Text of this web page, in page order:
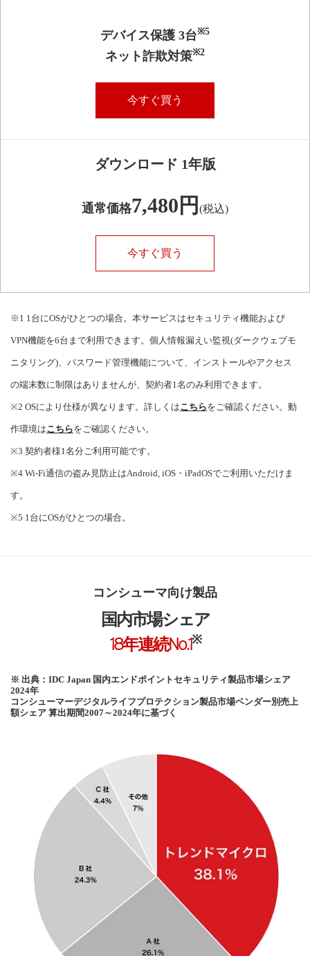
デバイス保護 3台※5
ネット詐欺対策※2
今すぐ買う
ダウンロード 1年版
通常価格7,480円 (税込)
今すぐ買う
※1 1台にOSがひとつの場合。本サービスはセキュリティ機能および
VPN機能を6台まで利用できます。個人情報漏えい監視(ダークウェブモ
ニタリング)、パスワード管理機能について、インストールやアクセス
の端末数に制限はありませんが、契約者1名のみ利用できます。
※2 OSにより仕様が異なります。詳しくはこちらをご確認ください。動
作環境はこちらをご確認ください。
※3 契約者様1名分ご利用可能です。
※4 Wi-Fi通信の盗み見防止はAndroid, iOS・iPadOSでご利用いただけま
す。
※5 1台にOSがひとつの場合。
コンシューマ向け製品
国内市場シェア
18年連続No.1※
※ 出典：IDC Japan 国内エンドポイントセキュリティ製品市場シェア
2024年
コンシューマーデジタルライフプロテクション製品市場ベンダー別売上
額シェア 算出期間2007～2024年に基づく